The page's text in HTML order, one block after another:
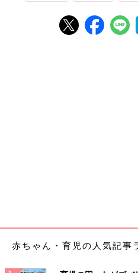
赤ちゃん・育児の人気記事